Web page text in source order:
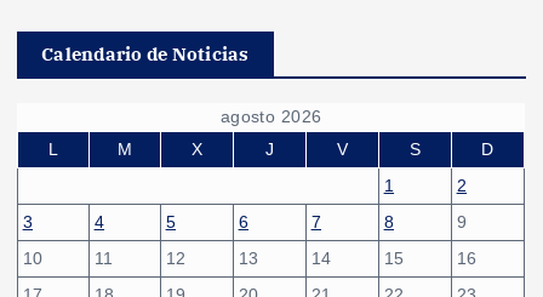
Calendario de Noticias
agosto 2026
L
M X J V S
D
1
2
3
4 5 6 7 8
9
10
11 12 13 14 15
16